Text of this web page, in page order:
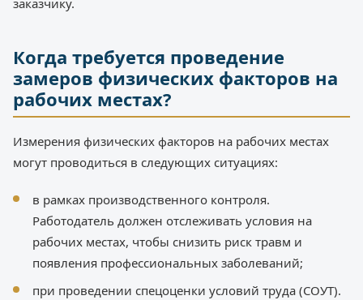
заказчику.
Когда требуется проведение
замеров физических факторов на
рабочих местах?
Измерения физических факторов на рабочих местах
могут проводиться в следующих ситуациях:
в рамках производственного контроля.
Работодатель должен отслеживать условия на
рабочих местах, чтобы снизить риск травм и
появления профессиональных заболеваний;
при проведении спецоценки условий труда (СОУТ).